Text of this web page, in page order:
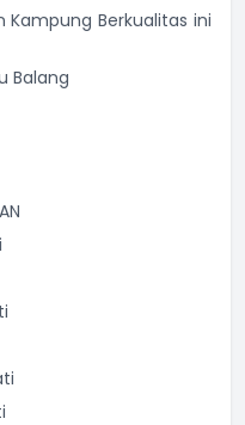
Kampung Berkualitas ini